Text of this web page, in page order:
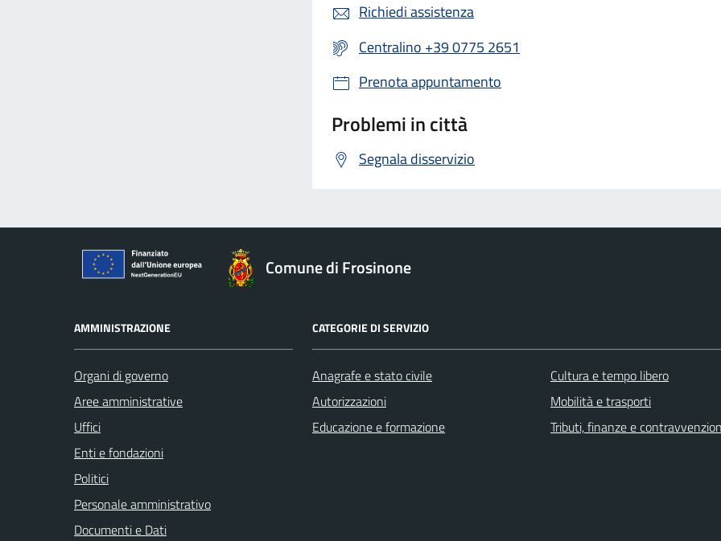
Richiedi assistenza
Centralino +39 0775 2651
Prenota appuntamento
Problemi in città
Segnala disservizio
Comune di Frosinone
AMMINISTRAZIONE
Organi di governo
Aree amministrative
Uffici
Enti e fondazioni
Politici
Personale amministrativo
Documenti e Dati
CATEGORIE DI SERVIZIO
Anagrafe e stato civile
Autorizzazioni
Educazione e formazione
Cultura e tempo libero
Mobilità e trasporti
Tributi, finanze e